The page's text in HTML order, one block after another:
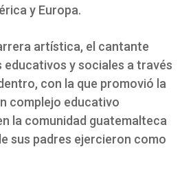
y Europa.
artística, el cantante
y sociales a través
con la que promovió la
complejo educativo
la comunidad guatemalteca
sus padres ejercieron como